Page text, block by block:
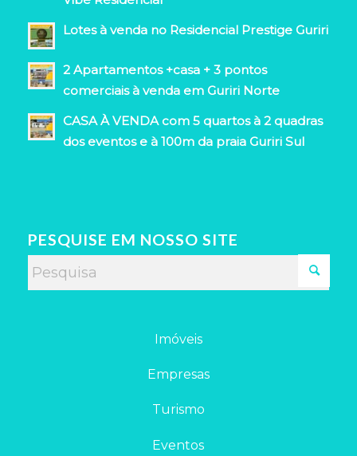
Lotes à venda no Residencial Prestige Guriri
2 Apartamentos +casa + 3 pontos
comerciais à venda em Guriri Norte
CASA À VENDA com 5 quartos à 2 quadras
dos eventos e à 100m da praia Guriri Sul
PESQUISE EM NOSSO SITE
Imóveis
Empresas
Turismo
Eventos